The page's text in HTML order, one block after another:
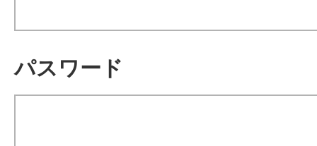
パスワード